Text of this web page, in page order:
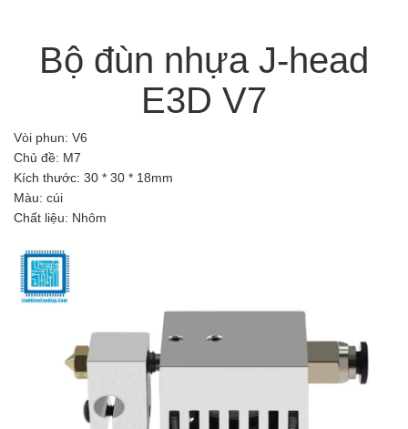
Bộ đùn nhựa J-head
E3D V7
Vòi phun: V6
Chủ đề: M7
Kích thước: 30 * 30 * 18mm
Màu: cúi
Chất liệu: Nhôm